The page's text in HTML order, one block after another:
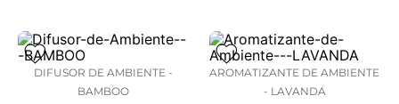
DIFUSOR DE AMBIENTE -
BAMBOO
AROMATIZANTE DE AMBIENTE
- LAVANDA